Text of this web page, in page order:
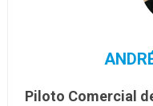
Piloto Comercial